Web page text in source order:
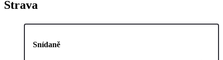
Strava
Snídaně